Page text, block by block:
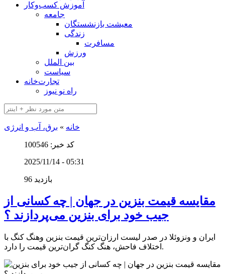
آموزش کسب‌وکار
جامعه
معیشت بازنشستگان
زندگی
مسافرت
ورزش
بین الملل
سیاست
تجارت‌خانه
راه نو نیوز
خانه » برق، آب و انرژی
کد خبر: 100546
2025/11/14 - 05:31
96 بازدید
مقایسه قیمت بنزین در جهان | چه کسانی از
جیب خود برای بنزین می‌پردازند ؟
ایران و ونزوئلا در صدر لیست ارزان‌ترین قیمت‌ بنزین وهنگ کنگ با
اختلاف فاحش، هنگ کنگ گران‌ترین قیمت را دارد.